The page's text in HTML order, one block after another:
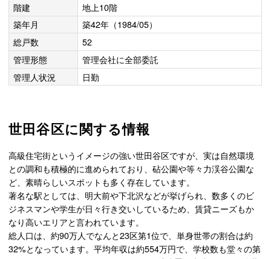
階建
地上10階
築年月
築42年（1984/05）
総戸数
52
管理形態
管理会社に全部委託
管理人状況
日勤
世田谷区に関する情報
高級住宅街というイメージの強い世田谷区ですが、実は自然環境
との調和も積極的に進められており、砧公園や等々力渓谷公園な
ど、素晴らしいスポットも多く存在しています。
著名な駅としては、明大前や下北沢などが挙げられ、数多くのビ
ジネスマンや学生が日々行き交いしているため、賃貸ニーズもか
なり高いエリアと言われています。
総人口は、約90万人でなんと23区第1位で、単身世帯の割合は約
32%となっています。平均年収は約554万円で、学校数も堂々の第